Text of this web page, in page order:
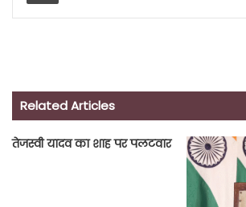
Related Articles
तेजस्वी यादव का शाह पर पलटवार